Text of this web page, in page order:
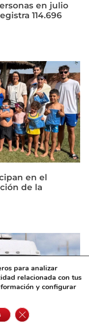
en julio
114.696
en el
de la
para analizar
relacionada con tus
y configurar
Cerrar el banner de